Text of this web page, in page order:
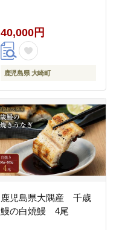
40,000円
鹿児島県 大崎町
鹿児島県大隅産 千歳
鰻の白焼鰻 4尾